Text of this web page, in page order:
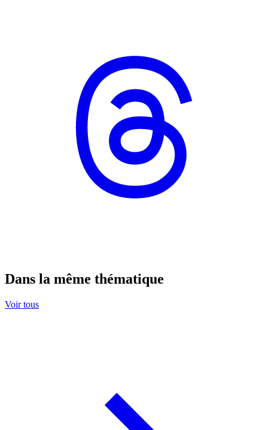
Dans la même thématique
Voir tous